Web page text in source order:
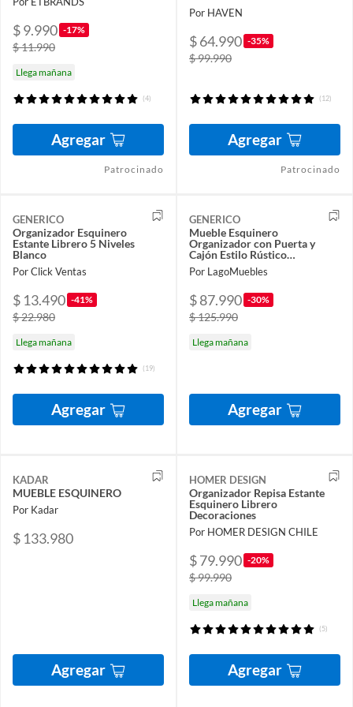
$ 9.990 -17%
$ 11.990
Llega mañana
(4)
Agregar
Patrocinado
60X30X150cm Con Dos
Cajones
Por HAVEN
$ 64.990 -35%
$ 99.990
(12)
Agregar
Patrocinado
GENERICO
Organizador Esquinero
Estante Librero 5 Niveles
Blanco
Por Click Ventas
$ 13.490 -41%
$ 22.980
Llega mañana
(19)
Agregar
GENERICO
Mueble Esquinero
Organizador con Puerta y
Cajón Estilo Rústico
39.8x39.8x152cm MDP
Por LagoMuebles
$ 87.990 -30%
$ 125.990
Llega mañana
Agregar
KADAR
MUEBLE ESQUINERO
Por Kadar
$ 133.980
Agregar
HOMER DESIGN
Organizador Repisa Estante
Esquinero Librero
Decoraciones
Por HOMER DESIGN CHILE
$ 79.990 -20%
$ 99.990
Llega mañana
(5)
Agregar